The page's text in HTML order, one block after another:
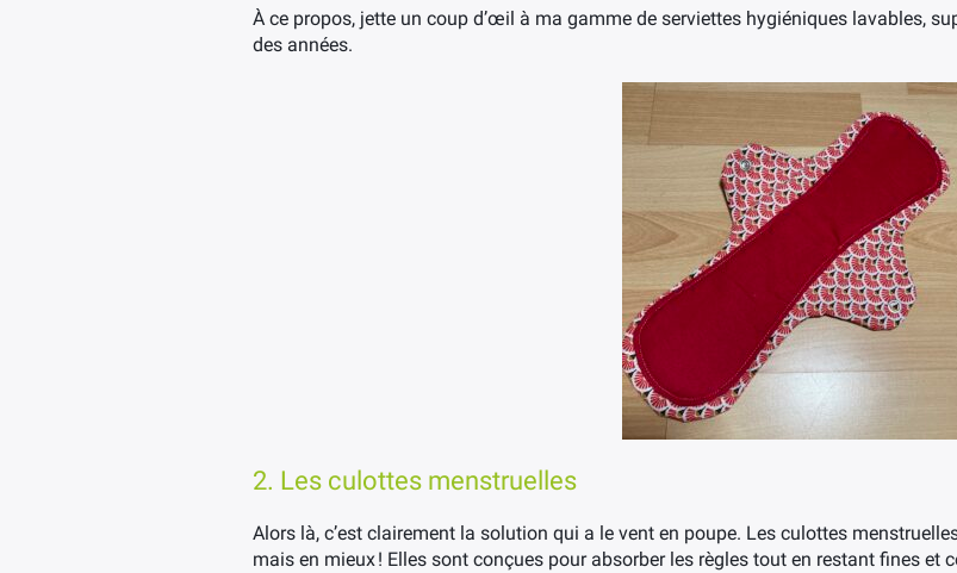
À ce propos, jette un coup d’œil à ma gamme de serviettes hygiéniques lavables,
des années.
2. Les culottes menstruelles
Alors là, c’est clairement la solution qui a le vent en poupe. Les culottes
mais en mieux ! Elles sont conçues pour absorber les règles tout en restant fines et